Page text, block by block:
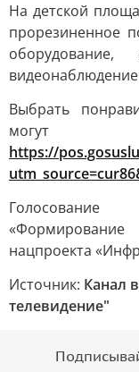
На детской
прорезиненное
Выбрать
https://
нацпроекта
Источник: Канал
телевидение"